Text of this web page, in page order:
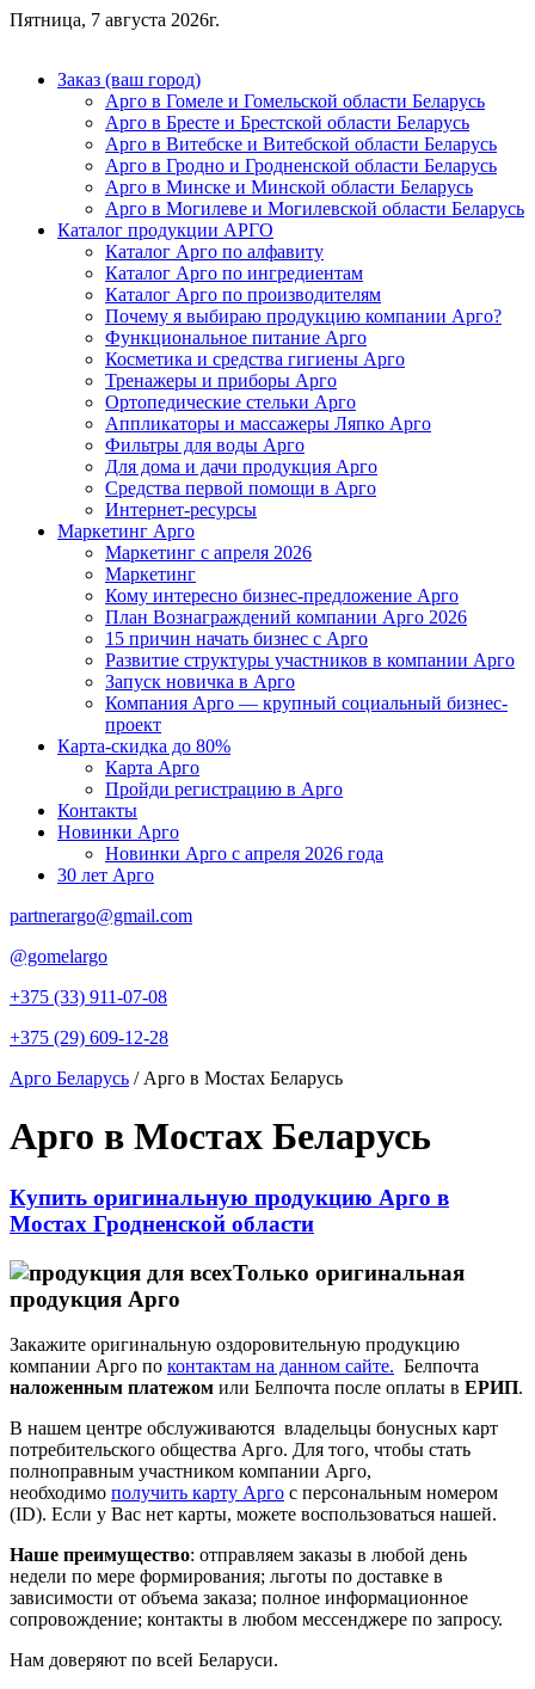
Пятница, 7 августа 2026г.
Заказ (ваш город)
Арго в Гомеле и Гомельской области Беларусь
Арго в Бресте и Брестской области Беларусь
Арго в Витебске и Витебской области Беларусь
Арго в Гродно и Гродненской области Беларусь
Арго в Минске и Минской области Беларусь
Арго в Могилеве и Могилевской области Беларусь
Каталог продукции АРГО
Каталог Арго по алфавиту
Каталог Арго по ингредиентам
Каталог Арго по производителям
Почему я выбираю продукцию компании Арго?
Функциональное питание Арго
Косметика и средства гигиены Арго
Тренажеры и приборы Арго
Ортопедические стельки Арго
Аппликаторы и массажеры Ляпко Арго
Фильтры для воды Арго
Для дома и дачи продукция Арго
Средства первой помощи в Арго
Интернет-ресурсы
Маркетинг Арго
Маркетинг с апреля 2026
Маркетинг
Кому интересно бизнес-предложение Арго
План Вознаграждений компании Арго 2026
15 причин начать бизнес с Арго
Развитие структуры участников в компании Арго
Запуск новичка в Арго
Компания Арго — крупный социальный бизнес-
проект
Карта-скидка до 80%
Карта Арго
Пройди регистрацию в Арго
Контакты
Новинки Арго
Новинки Арго с апреля 2026 года
30 лет Арго
partnerargo@gmail.com
@gomelargo
+375 (33) 911-07-08
+375 (29) 609-12-28
Арго Беларусь / Арго в Мостах Беларусь
Арго в Мостах Беларусь
Купить оригинальную продукцию Арго в
Мостах Гродненской области
Только оригинальная
продукция Арго
Закажите оригинальную оздоровительную продукцию
компании Арго по контактам на данном сайте. Белпочта
наложенным платежом или Белпочта после оплаты в ЕРИП.
В нашем центре обслуживаются владельцы бонусных карт
потребительского общества Арго. Для того, чтобы стать
полноправным участником компании Арго,
необходимо получить карту Арго с персональным номером
(ID). Если у Вас нет карты, можете воспользоваться нашей.
Наше преимущество: отправляем заказы в любой день
недели по мере формирования; льготы по доставке в
зависимости от объема заказа; полное информационное
сопровождение; контакты в любом мессенджере по запросу.
Нам доверяют по всей Беларуси.